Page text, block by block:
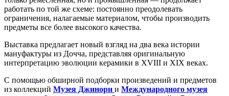
работать по той же схеме: постоянно преодолевать
ограничения, налагаемые материалом, чтобы производить
предметы все более высокого качества.
Выставка предлагает новый взгляд на два века истории
мануфактуры из Дочча, представляя оригинальную
интерпретацию эволюции керамики в XVIII и XIX веках.
С помощью обширной подборки произведений и предметов
из коллекций Музея Джинори и Международного музея